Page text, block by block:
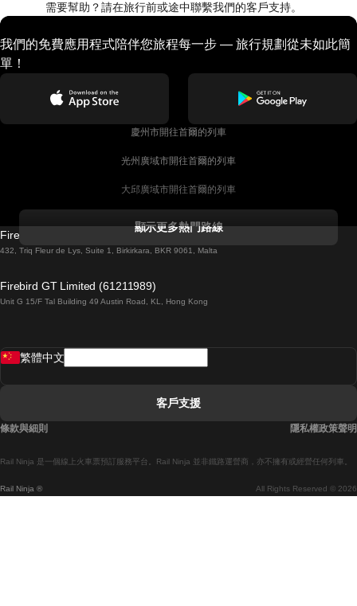
需要幫助？請在旅行前或途中聯繫我們的客戶支持。
我們的免費應用程式陪伴您旅程每一步 — 旅行規劃從未如此簡
單！
慶州市開往首爾的列車
光州廣域市開往首爾的列車
大邱廣域市開往首爾的列車
都柏林開往戈尔韦的列車
羅馬開往拿坡里的列車
顯示更多熱門路線
Firebird GT Limited (OC 1451)
432, Triq Fleur de Lys, Suite 1, Birkirkara, BKR 9061, Malta
Firebird GT Limited (61211989)
Unit G 15/F Tal Building 49 Austin Road, KL, Hong Kong
Rail Ninja ® All Rights Reserved © 2026
Rail Ninja 是一個線上火車票預訂服務平台。Rail Ninja 並非鐵路運營商，亦不擁有或經營任何列車。
繁體中文
客戶支援
條款與細則 隱私權政策聲明